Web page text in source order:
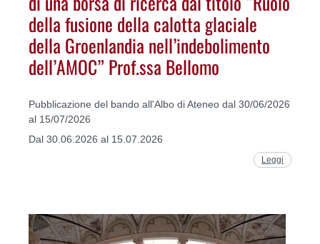
della fusione della calotta glaciale
della Groenlandia nell’indebolimento
dell’AMOC” Prof.ssa Bellomo
Pubblicazione del bando all'Albo di Ateneo dal 30/06/2026
al 15/07/2026
Dal 30.06.2026 al 15.07.2026
Leggi